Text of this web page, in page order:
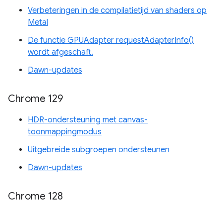
Verbeteringen in de compilatietijd van shaders op
Metal
De functie GPUAdapter requestAdapterInfo()
wordt afgeschaft.
Dawn-updates
Chrome 129
HDR-ondersteuning met canvas-
toonmappingmodus
Uitgebreide subgroepen ondersteunen
Dawn-updates
Chrome 128